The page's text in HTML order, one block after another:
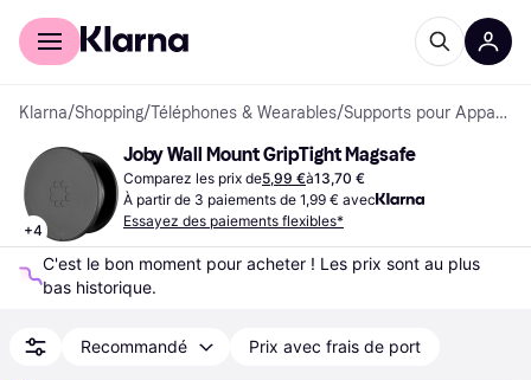
Acheter avec Klarna
Klarna/Shopping/Téléphones & Wearables/ Supports pour Appareils Mobiles
+4
Joby Wall Mount GripTight Magsafe
Comparez les prix de5,99 €à13,70 €
À partir de 3 paiements de 1,99 € avec
Essayez des paiements flexibles*
C'est le bon moment pour acheter ! Les prix sont au plus
bas historique.
Recommandé Prix avec frais de port